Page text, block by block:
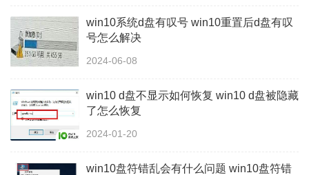
win10系统d盘有叹号 win10重置后d盘有叹
号怎么解决
2024-06-08
win10 d盘不显示如何恢复 win10 d盘被隐藏
了怎么恢复
2024-01-20
win10盘符错乱会有什么问题 win10盘符错